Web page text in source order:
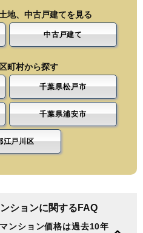
地、中古戸建てを見る
中古戸建て
町村から探す
千葉県松戸市
千葉県浦安市
江戸川区
ションに関するFAQ
ンション価格は過去10年